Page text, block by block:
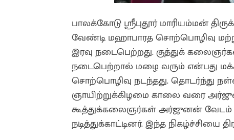
பாலக்கோடு ஸ்ரீபுதூர் மாரியம்மன்
வேண்டி மஹாபாரத சொற்பொழிவு
இரவு நடைபெற்றது. குத்துக்
நடைபெற்றால் மழை வரும் என்பது
சொற்பொழிவு நடந்தது. தொடர்ந்து
ஞாயிற்றுக்கிழமை காலை வரை
கூத்துக்கலைஞர்கள் அர்ஜுனன் வேடம்
நடித்துக்காட்டினர். இந்த